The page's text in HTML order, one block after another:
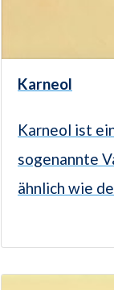
Karneol
Karneol ist
sogenannte
ähnlich wie